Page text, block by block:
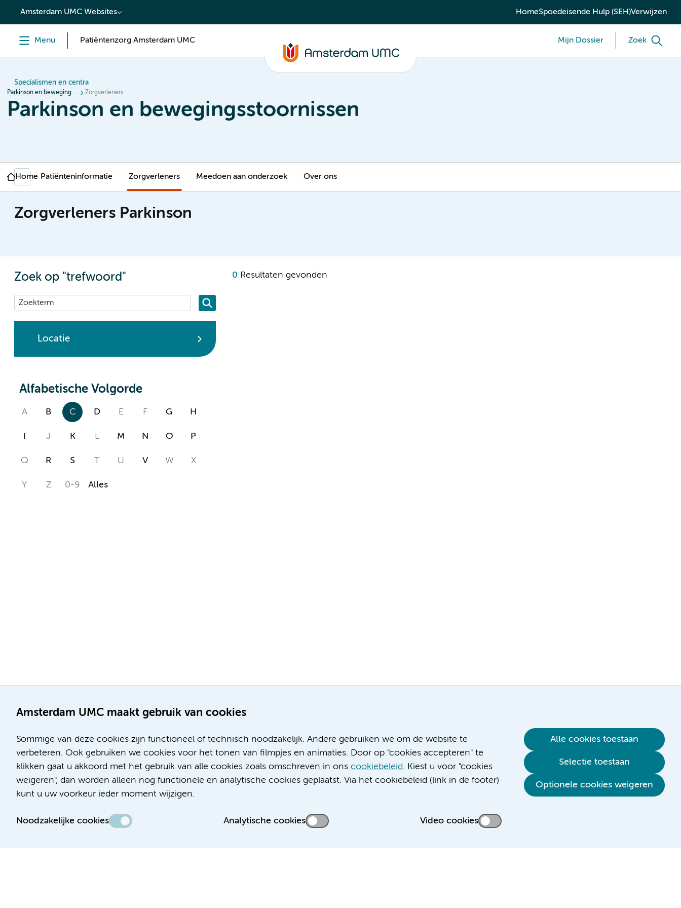
content
Amsterdam UMC maakt gebruik van cookies
Sommige van deze cookies zijn functioneel of technisch noodzakelijk. Andere gebruiken we om de website te
verbeteren. Ook gebruiken we cookies voor het tonen van filmpjes en animaties. Door op "cookies accepteren" te
klikken gaat u akkoord met het gebruik van alle cookies zoals omschreven in ons cookiebeleid. Kiest u voor "cookies
weigeren", dan worden alleen nog functionele en analytische cookies geplaatst. Via het cookiebeleid (link in de footer)
kunt u uw voorkeur ieder moment wijzigen.
Noodzakelijke cookies Analytische cookies Video cookies
Alle cookies toestaan
Selectie toestaan
Optionele cookies weigeren
Amsterdam UMC Websites HomeSpoedeisende Hulp (SEH)Verwijzen
Menu Patiëntenzorg Amsterdam UMC Mijn Dossier Zoek
Specialismen en centra
Parkinson en bewegingsstoornissen Zorgverleners
Parkinson en bewegingsstoornissen
Home Patiënteninformatie Zorgverleners Meedoen aan onderzoek Over ons
Zorgverleners Parkinson
Zoek op "trefwoord"
Locatie
Alfabetische Volgorde
A B C D E F G H
J K L M N O P
Q R S T U V W X
Y Z 0-9 Alles
0 Resultaten gevonden
Meibergdreef 9
1105 AZ Amsterdam
Telefoon:
De Boelelaan 1117
1081 HV Amsterdam
Telefoon:
Nieuws
Verwijzen & diagnostiek